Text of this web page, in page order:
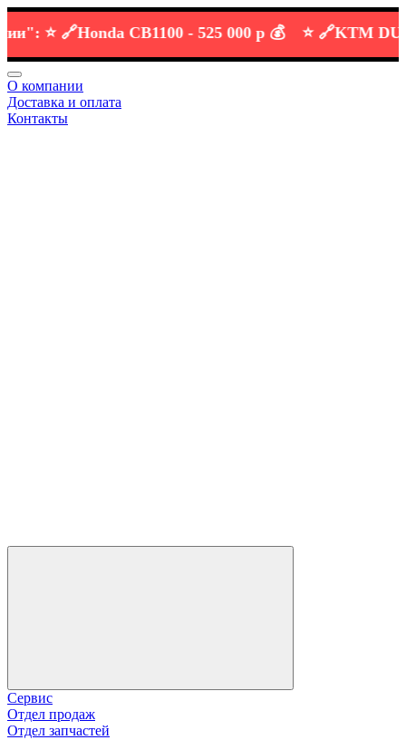
⭐️ 🔗 Honda CB1100 -525 000 р 💰 ⭐️ 🔗 KTM DUKE
О компании
Доставка и оплата
Контакты
Сервис
Отдел продаж
Отдел запчастей